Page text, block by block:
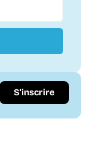
S'inscrire